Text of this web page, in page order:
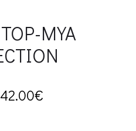
MYA
Original
42.00€